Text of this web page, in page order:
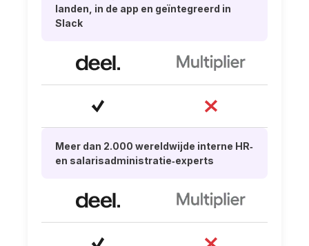
landen, in de app en geïntegreerd in
Slack
Meer dan 2.000 wereldwijde interne HR‑
en salarisadministratie‑experts